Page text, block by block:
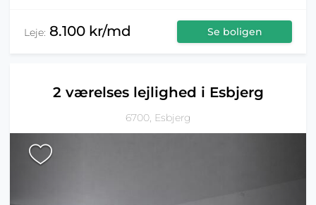
Leje: 8.100 kr/md Se boligen
2 værelses lejlighed i Esbjerg
6700, Esbjerg